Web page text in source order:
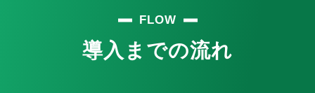
FLOW
導入までの流れ